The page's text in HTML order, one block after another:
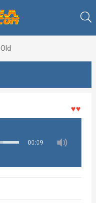
♥♥♥着メ
00:09